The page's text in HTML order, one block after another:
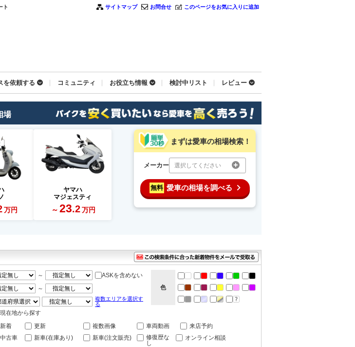
ト
サイトマップ お問合せ このページをお気に入りに追加
を依頼する コミュニティ お役立ち情報 検討中リスト レビュー
場
万円
ヤマハ
マジェスティ
～ 23.2 万円
まずは愛車の相場検索！
メーカー 選択してください
無料 愛車の相場を調べる
～
ASKを含めない
～
複数エリアを選択す
る
現在地から探す
色
新着 更新 複数画像 車両動画
来店予約
中古車
新車(在庫あり) 新車(注文販売)
修復歴な
し
オンライン相談